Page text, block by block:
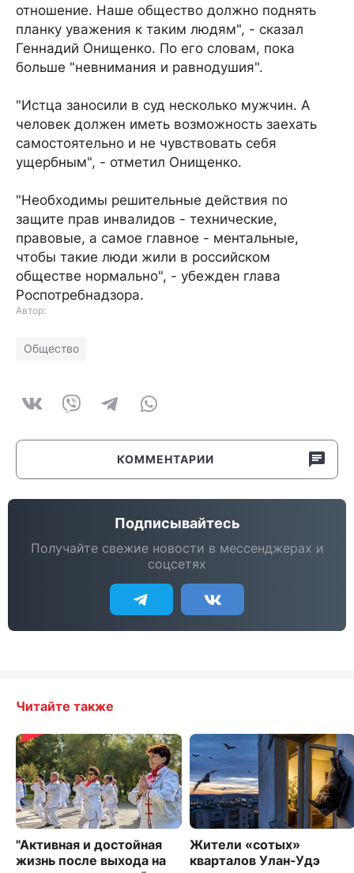
отношение. Наше общество должно поднять
планку уважения к таким людям", - сказал
Геннадий Онищенко. По его словам, пока
больше "невнимания и равнодушия".
"Истца заносили в суд несколько мужчин. А
человек должен иметь возможность заехать
самостоятельно и не чувствовать себя
ущербным", - отметил Онищенко.
"Необходимы решительные действия по
защите прав инвалидов - технические,
правовые, а самое главное - ментальные,
чтобы такие люди жили в российском
обществе нормально", - убежден глава
Роспотребнадзора.
Автор:
Общество
КОММЕНТАРИИ
Подписывайтесь
Получайте свежие новости в мессенджерах и
соцсетях
Читайте также
"Активная и достойная
жизнь после выхода на
Жители «сотых»
кварталов Улан-Удэ